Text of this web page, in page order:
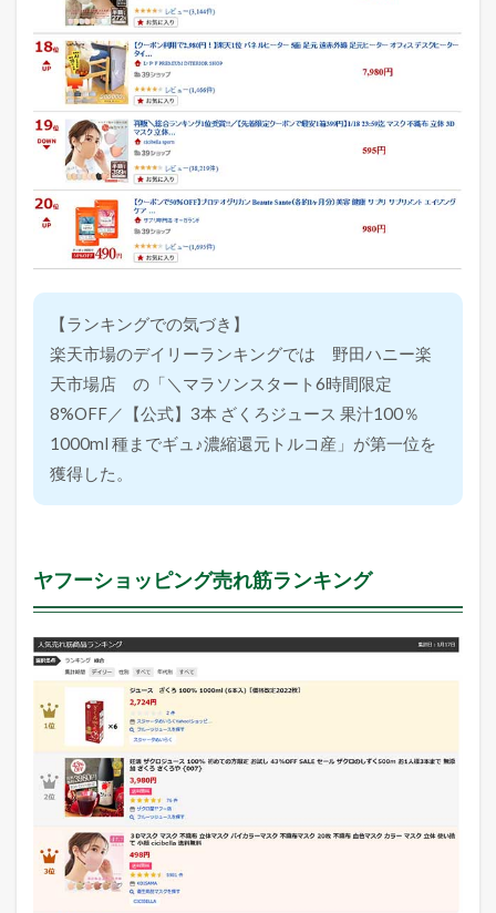
【ランキングでの気づき】
楽天市場のデイリーランキングでは 野田ハニー楽
天市場店 の「＼マラソンスタート6時間限定
8%OFF／【公式】3本 ざくろジュース 果汁100％
1000ml 種までギュ♪濃縮還元トルコ産」が第一位を
獲得した。
ヤフーショッピング売れ筋ランキング